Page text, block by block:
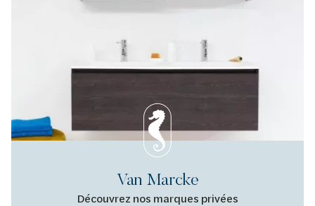
Van Marcke
Découvrez nos marques privées